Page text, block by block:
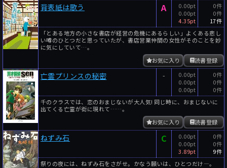
背表紙は歌う A
0.00pt
0.00pt
4.35pt
0件
0件
17件
「とある地方の小さな書店が経営の危機にあるらしい」よくある悲し
い噂のひとつだと思っていたが、書店営業仲間の女性がそのことを妙
に気にしていて…。
読書登録
お気に入り
亡霊プリンスの秘密 -
0.00pt
0.00pt
0.00pt
0件
0件
0件
千のクラスでは、恋のおまじないが大人気! 同じ時に、おまじないに
出てくる亡霊が街に現れて……。
読書登録
お気に入り
ねずみ石 C
0.00pt
0.00pt
3.89pt
0件
0件
9件
祭りの夜には、ねずみ石をさがせ。かなう願いは、ひとつだけ―。